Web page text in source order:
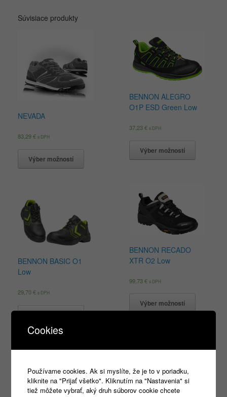
Súvisiace produkty
NEVADA
83,29€ s DPH
Výber možností
BENNON ALEGRO
O1P ESD Green Low
37,23€ s DPH
Výber možností
BENNON BASIC O1
Low
29,70€ s DPH
BENNON RECADO
XTR O2 Low
99,73€ s DPH
Výber možností
Products
search
Cookies
Používame cookies. Ak si myslíte, že je to v poriadku,
kliknite na "Prijať všetko". Kliknutím na "Nastavenia" si
tiež môžete vybrať, aký druh súborov cookie chcete